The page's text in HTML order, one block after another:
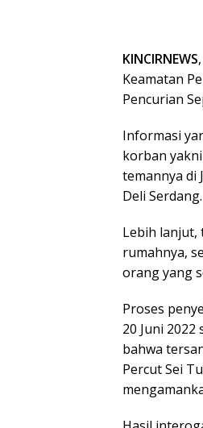
KINCIRNEWS
Keamatan
Pencurian
Informasi
korban
temannya di
Deli Serdang.
Lebih lanjut,
rumahnya,
orang yang
Proses
20 Juni
bahwa
Percut Sei